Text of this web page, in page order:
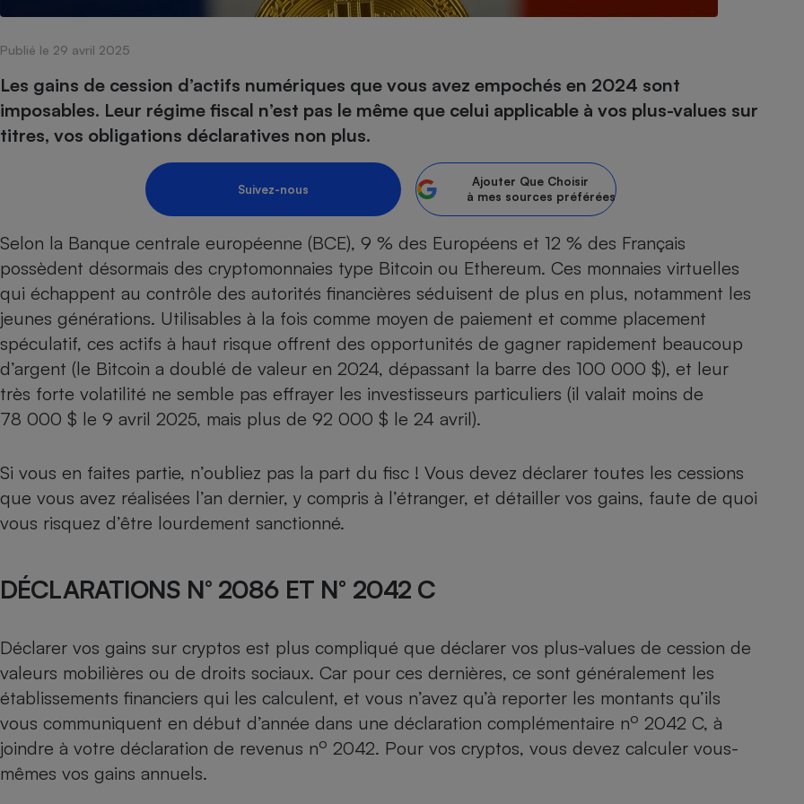
Publié le 29 avril 2025
Les gains de cession d’actifs numériques que vous avez empochés en 2024 sont
imposables. Leur régime fiscal n’est pas le même que celui applicable à vos plus-values sur
titres, vos obligations déclaratives non plus.
Suivez-nous
Ajouter Que Choisir
à mes sources préférées
Selon la Banque centrale européenne (BCE), 9 % des Européens et 12 % des Français
possèdent désormais des cryptomonnaies type Bitcoin ou Ethereum. Ces monnaies virtuelles
qui échappent au contrôle des autorités financières séduisent de plus en plus, notamment les
jeunes générations. Utilisables à la fois comme moyen de paiement et comme placement
spéculatif, ces actifs à haut risque offrent des opportunités de gagner rapidement beaucoup
d’argent (le Bitcoin a doublé de valeur en 2024, dépassant la barre des 100 000 $), et leur
très forte volatilité ne semble pas effrayer les investisseurs particuliers (il valait moins de
78 000 $ le 9 avril 2025, mais plus de 92 000 $ le 24 avril).
Si vous en faites partie, n’oubliez pas la part du fisc ! Vous devez déclarer toutes les cessions
que vous avez réalisées l’an dernier, y compris à l’étranger, et détailler vos gains, faute de quoi
vous risquez d’être lourdement sanctionné.
DÉCLARATIONS N° 2086 ET N° 2042 C
Déclarer vos gains sur cryptos est plus compliqué que déclarer vos plus-values de cession de
valeurs mobilières ou de droits sociaux. Car pour ces dernières, ce sont généralement les
établissements financiers qui les calculent, et vous n’avez qu’à reporter les montants qu’ils
vous communiquent en début d’année dans une déclaration complémentaire no 2042 C, à
joindre à votre déclaration de revenus no 2042. Pour vos cryptos, vous devez calculer vous-
mêmes vos gains annuels.
Complément
alimentaire
Foie gras
Champagne - Comment choisir une
bouteille de champagne
Assurance emprunteur
Banque en ligne
Petit électroménager - Ustensile
Lave-linge Lave-vaisselle
Plaque de cuisson à
induction
Four encastrable
Climatiseur -
Ventilateur
Aspirateur
Internet
Téléviseur Ordinateur portable
Téléphone mobile -
Smartphone
Appareil photo
numérique
Antivirus
Radiateur électrique Électricité - Gaz
Climatiseur -
Ventilateur
Mutuelle
Antimoustique Crème solaire